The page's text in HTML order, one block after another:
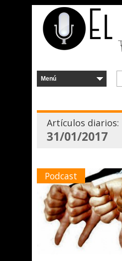
Artículos diarios:
31/01/2017
Podcast